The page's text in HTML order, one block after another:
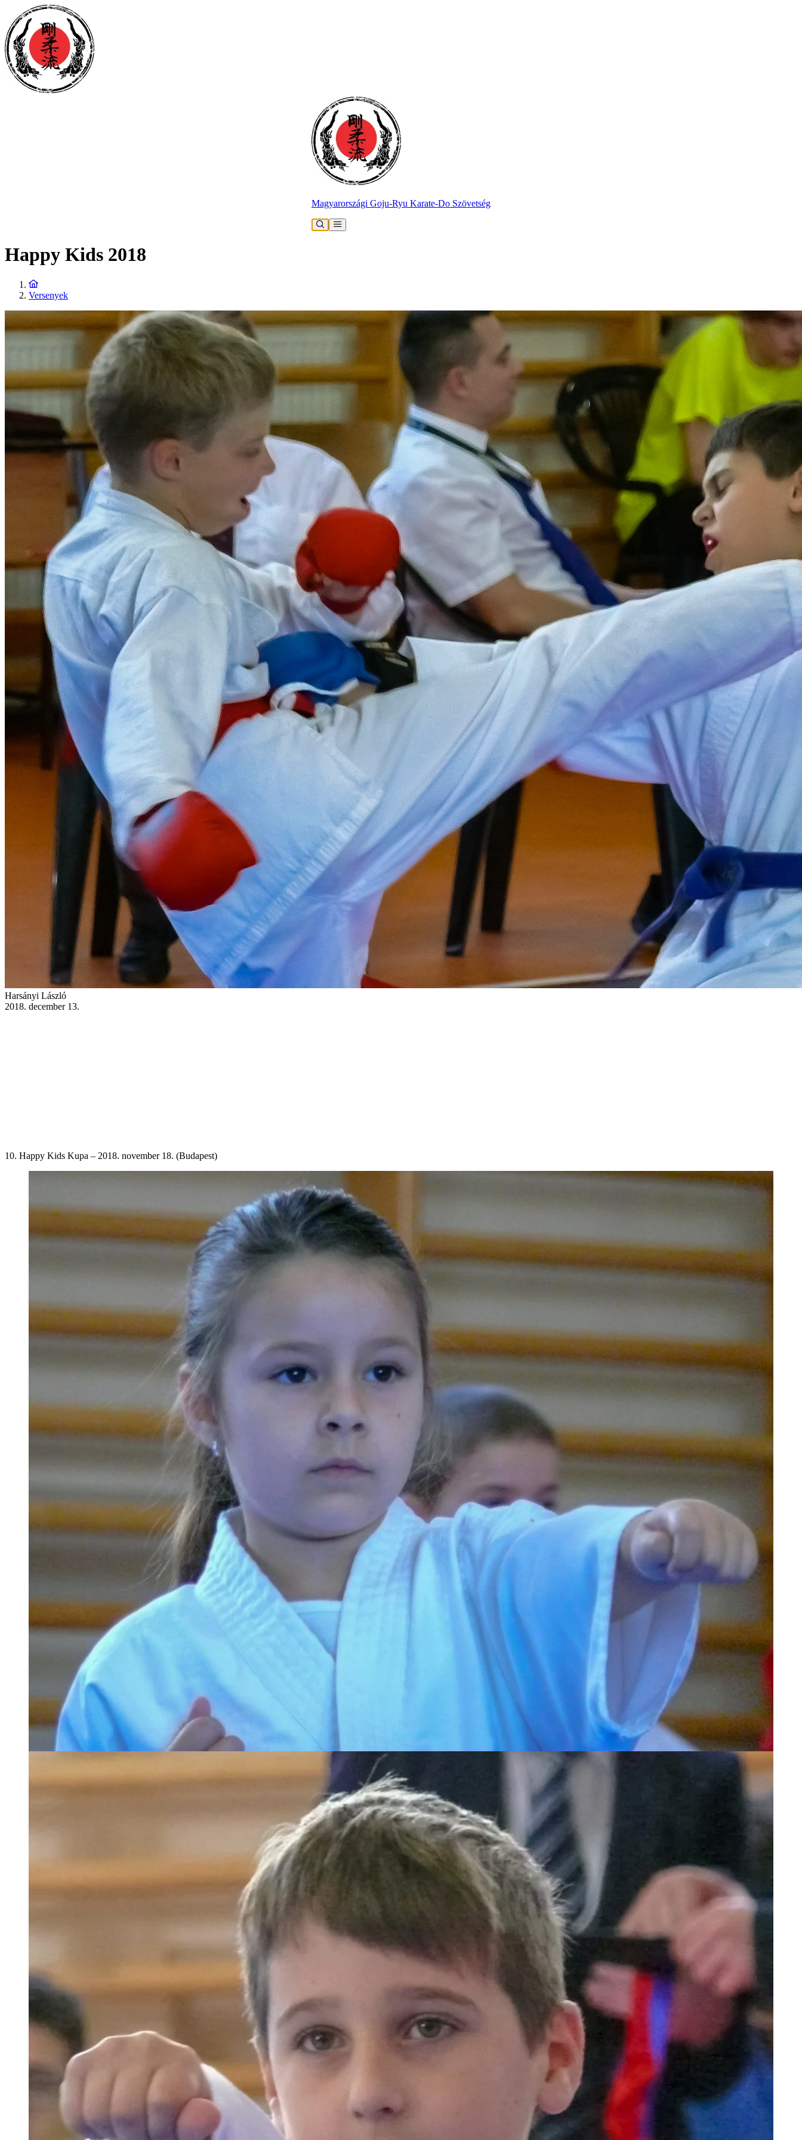
Magyarországi Goju-Ryu Karate-Do Szövetség
Happy Kids 2018
Versenyek
Harsányi László
2018. december 13.
10. Happy Kids Kupa – 2018. november 18. (Budapest)